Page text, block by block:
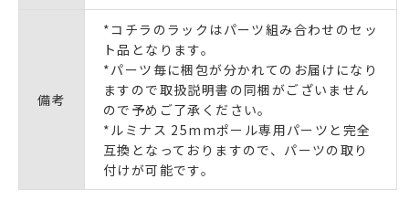
備考
*コチラのラックはパーツ組み合わせのセッ
ト品となります。
*パーツ毎に梱包が分かれてのお届けになり
ますので取扱説明書の同梱がございません
ので予めご了承ください。
*ルミナス 25mmポール専用パーツと完全
互換となっておりますので、パーツの取り
付けが可能です。